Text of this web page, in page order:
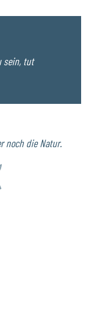
sein, tut
noch die Natur.